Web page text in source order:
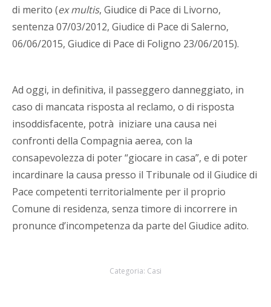
di merito (ex multis, Giudice di Pace di Livorno,
sentenza 07/03/2012, Giudice di Pace di Salerno,
06/06/2015, Giudice di Pace di Foligno 23/06/2015).
Ad oggi, in definitiva, il passeggero danneggiato, in
caso di mancata risposta al reclamo, o di risposta
insoddisfacente, potrà iniziare una causa nei
confronti della Compagnia aerea, con la
consapevolezza di poter “giocare in casa”, e di poter
incardinare la causa presso il Tribunale od il Giudice di
Pace competenti territorialmente per il proprio
Comune di residenza, senza timore di incorrere in
pronunce d’incompetenza da parte del Giudice adito.
Categoria: Casi